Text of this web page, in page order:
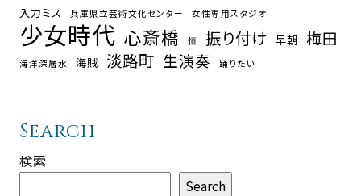
入力ミス 兵庫県立芸術文化センター 女性専用スタジオ
少女時代 心斎橋 恒 振り付け 早朝 梅田
海洋深層水 海賊 淡路町 生演奏 踊りたい
Search
検索
Search